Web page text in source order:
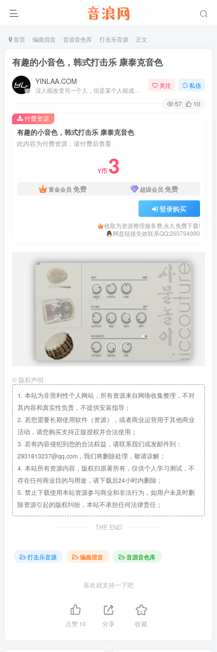
首页 编曲混音 音源音色库 打击乐音源 正文
有趣的小音色，韩式打击乐 康泰克音色
YINLAA.COM 关注 私信
57 10
有趣的小音色，韩式打击乐 康泰克音色
此内容为付费资源，请付费后查看
Y币 3
黄金会员 免费 超级会员 免费
登录购买
收取为资源整理服务费,永久免费下载!
网盘链接失效联系QQ:260794990
付费资源
© 版权声明
1. 本站为非营利性个人网站，所有资源来自网络收集整理，不对
其内容和真实性负责，不提供安装指导；
2. 若您需要长期使用软件（资源），或者商业运营用于其他商业
活动，请您购买支持正版授权并合法使用；
3. 若有内容侵犯到您的合法权益，请联系我们或发邮件到：
2931813237@qq.com，我们将删除处理，敬请谅解；
4. 本站所有资源内容，版权归原著所有，仅供个人学习测试，不
存在任何商业目的与用途，请下载后24小时内删除；
5. 禁止下载使用本站资源参与商业和非法行为，如用户未及时删
除资源引起的版权纠纷，本站不承担任何法律责任；
THE END
打击乐音源 编曲混音 音源音色库
喜欢就支持一下吧
点赞10 分享 收藏